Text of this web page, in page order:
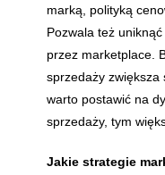
marką, polityką
Pozwala też
przez marketplace.
sprzedaży zwiększa
warto postawić na
sprzedaży, tym
Jakie strategie